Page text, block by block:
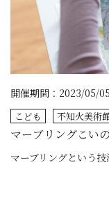
マーブリングこい
開催期間：2023/05/
マーブリングという
こども 不知火美術